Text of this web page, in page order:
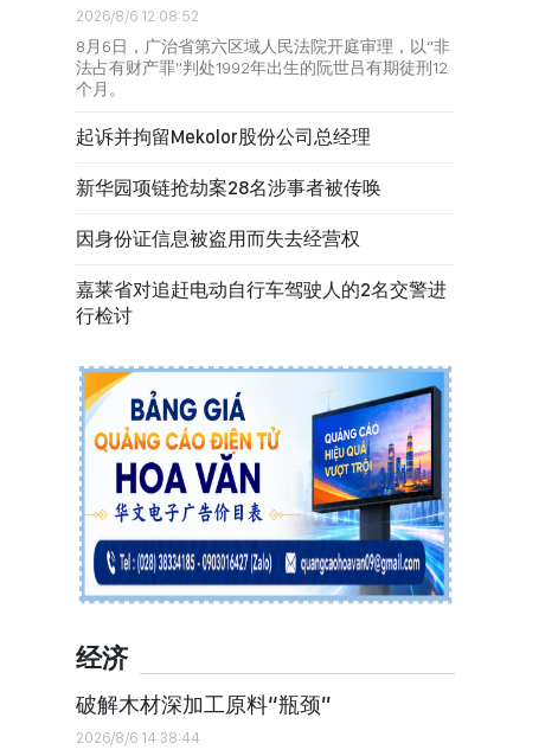
2026/8/6 12:08:52
8月6日，广治省第六区域人民法院开庭审理，以“非
法占有财产罪”判处1992年出生的阮世吕有期徒刑12
个月。
起诉并拘留Mekolor股份公司总经理
新华园项链抢劫案28名涉事者被传唤
因身份证信息被盗用而失去经营权
嘉莱省对追赶电动自行车驾驶人的2名交警进
行检讨
经济
破解木材深加工原料“瓶颈”
2026/8/6 14:38:44